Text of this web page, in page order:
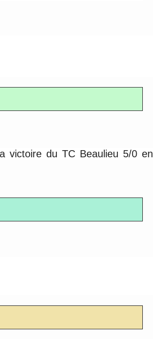
victoire du TC Beaulieu 5/0 en